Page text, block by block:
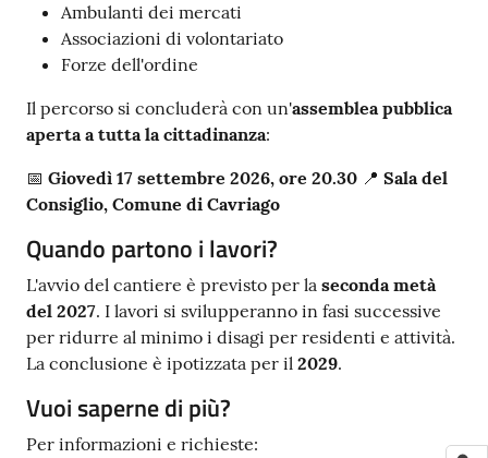
Ambulanti dei mercati
Associazioni di volontariato
Forze dell'ordine
Il percorso si concluderà con un'assemblea pubblica
aperta a tutta la cittadinanza:
📅 Giovedì 17 settembre 2026, ore 20.30 📍 Sala del
Consiglio, Comune di Cavriago
Quando partono i lavori?
L'avvio del cantiere è previsto per la seconda metà
del 2027. I lavori si svilupperanno in fasi successive
per ridurre al minimo i disagi per residenti e attività.
La conclusione è ipotizzata per il 2029.
Vuoi saperne di più?
Per informazioni e richieste: